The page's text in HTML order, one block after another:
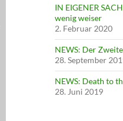
IN EIGENER
wenig weiser
2. Februar 2020
NEWS: Der
28. September
NEWS: Death to
28. Juni 2019